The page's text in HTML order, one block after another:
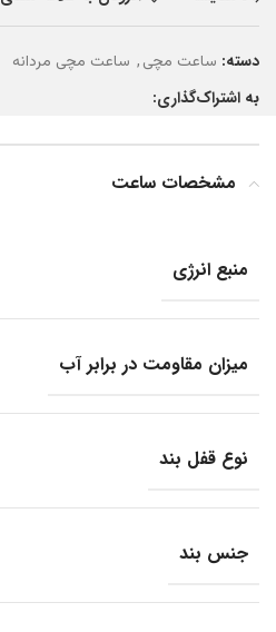
دسته: ساعت مچی, ساعت مچی مردانه
به اشتراک‌گذاری:
مشخصات ساعت
منبع انرژی
میزان مقاومت در برابر آب
نوع قفل بند
جنس بند